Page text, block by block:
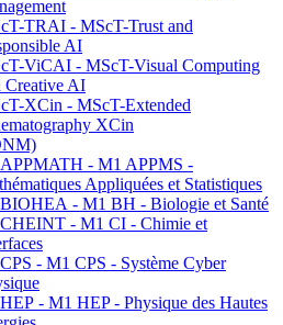
TRAI - MScT-Trust and
AI
ViCAI - MScT-Visual Computing
Creative AI
XCin - MScT-Extended
XCin
- M1 APPMS -
Appliquées et Statistiques
- M1 BH - Biologie et Santé
- M1 CI - Chimie et
- M1 CPS - Système Cyber
- M1 HEP - Physique des Hautes